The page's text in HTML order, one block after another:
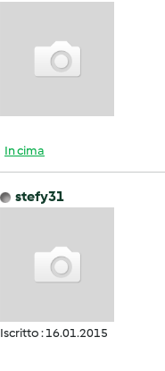
In cima
stefy31
Iscritto : 16.01.2015